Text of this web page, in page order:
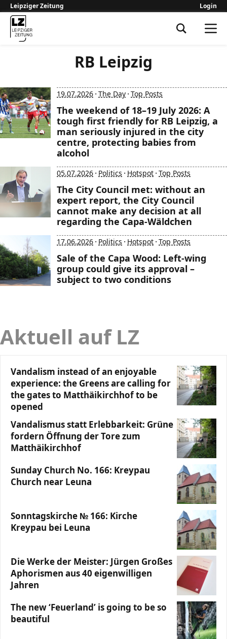
Leipziger Zeitung Login
RB Leipzig
19.07.2026 · The Day · Top Posts
The weekend of 18–19 July 2026: A
tough first friendly for RB Leipzig, a
man seriously injured in the city
centre, protecting babies from
alcohol
05.07.2026 · Politics · Hotspot · Top Posts
The City Council met: without an
expert report, the City Council
cannot make any decision at all
regarding the Capa-Wäldchen
17.06.2026 · Politics · Hotspot · Top Posts
Sale of the Capa Wood: Left-wing
group could give its approval –
subject to two conditions
Aktuell auf LZ
Vandalism instead of an enjoyable
experience: the Greens are calling for
the gates to Matthäikirchhof to be
opened
Vandalismus statt Erlebbarkeit: Grüne
fordern Öffnung der Tore zum
Matthäikirchhof
Sunday Church No. 166: Kreypau
Church near Leuna
Sonntagskirche № 166: Kirche
Kreypau bei Leuna
Die Werke der Meister: Jürgen Großes
Aphorismen aus 40 eigenwilligen
Jahren
The new ‘Feuerland’ is going to be so
beautiful